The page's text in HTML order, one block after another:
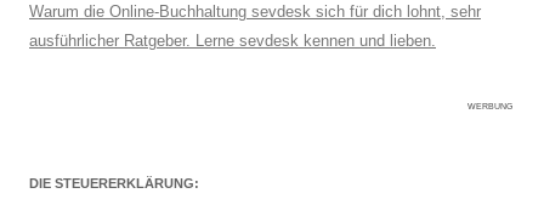
Warum die Online-Buchhaltung sevdesk sich für dich lohnt, sehr
ausführlicher Ratgeber. Lerne sevdesk kennen und lieben.
WERBUNG
DIE STEUERERKLÄRUNG: